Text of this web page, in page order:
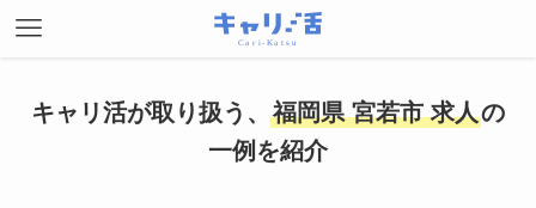
キャリ活が取り扱う、 福岡県 宮若市 求人の
一例を紹介